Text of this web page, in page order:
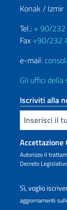
Konak / Izmir
Tel.: + 90/
Fax +90/232
e-mail:
Gli uffici della
Iscriviti alla
Inserisci la tua email
Accettazione
Autorizzo il
Decreto
Sì, voglio
aggiornamenti